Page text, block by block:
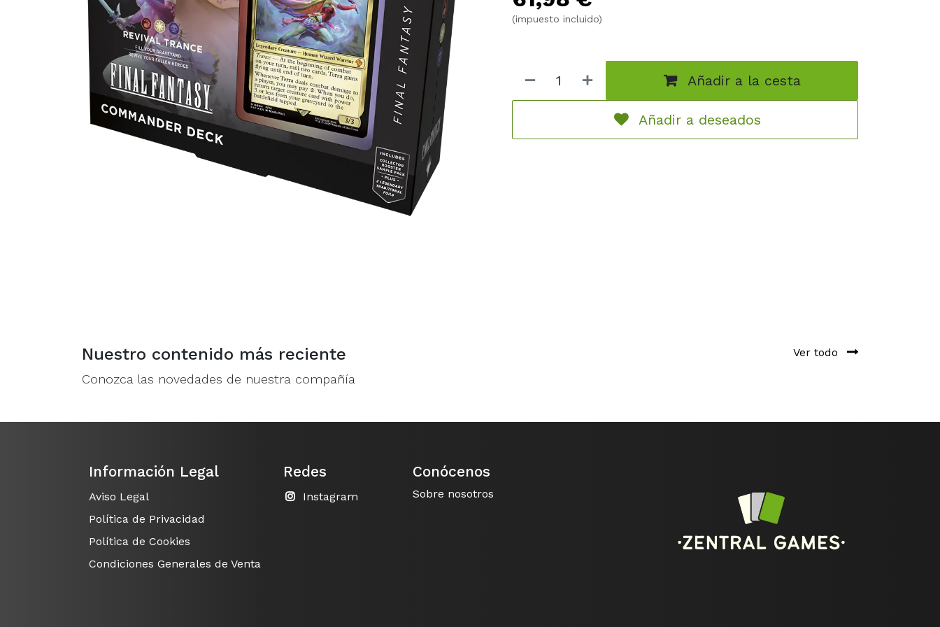
(impuesto incluido)
Añadir a la cesta
Añadir a deseados
Nuestro contenido más reciente
Conozca las novedades de nuestra compañía
Ver todo
Información Legal
Aviso Legal
Política de Privacidad
Política de Cookies
Condiciones Generales de Venta
Redes
Instagram
Conócenos
Sobre nosotros